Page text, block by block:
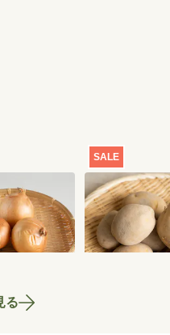
】玉ねぎ
700円
SALE
【特別価格】
いも（品種お
せ） 1kg
る